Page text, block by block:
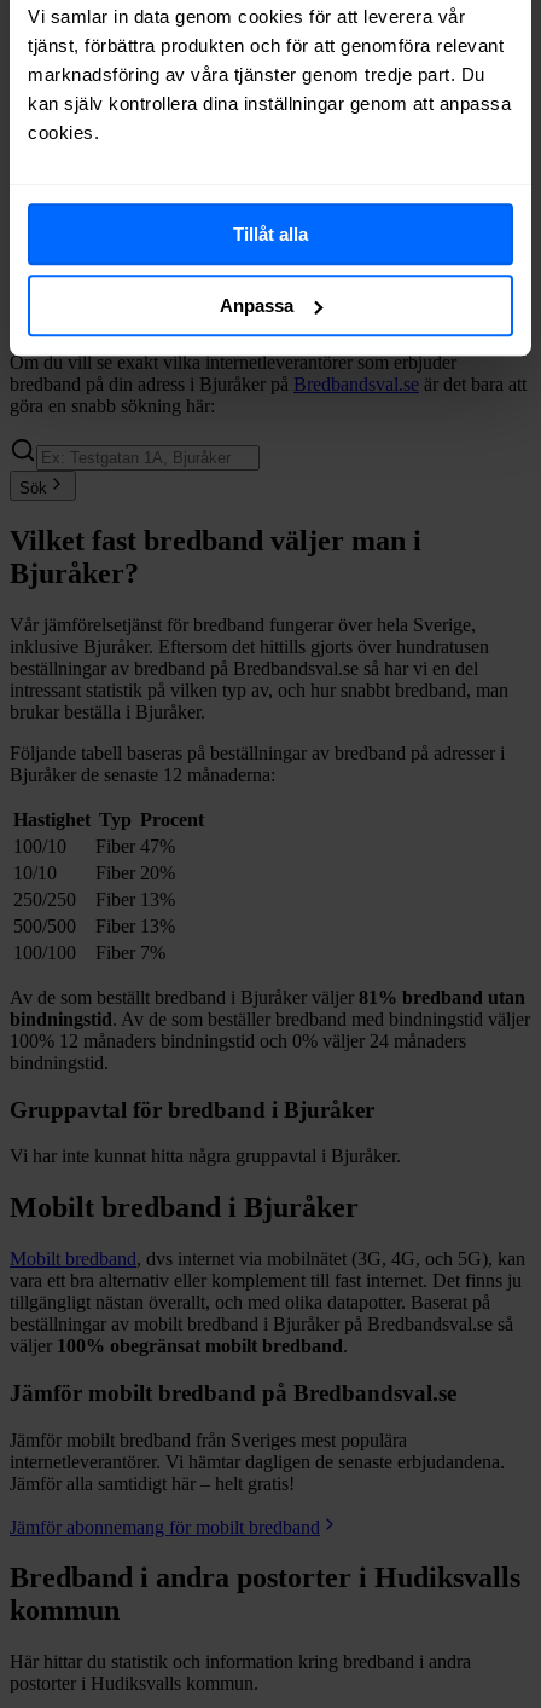
Vi samlar in data genom cookies för att leverera vår
tjänst, förbättra produkten och för att genomföra relevant
marknadsföring av våra tjänster genom tredje part. Du
kan själv kontrollera dina inställningar genom att anpassa
cookies.
Tillåt alla
Anpassa
Boxer
Fiber
75%
Tele2
Fiber
75%
Telia
Fiber
71%
Internetport Fiber
56%
Ownit
Halebop
Fiber
47%
Net at Once Fiber
30%
Om du vill se exakt vilka internetleverantörer som erbjuder
bredband på din adress i Bjuråker på Bredbandsval.se är det bara att
göra en snabb sökning här:
Sök
Vilket fast bredband väljer man i
Bjuråker?
Vår jämförelsetjänst för bredband fungerar över hela Sverige,
inklusive Bjuråker. Eftersom det hittills gjorts över hundratusen
beställningar av bredband på Bredbandsval.se så har vi en del
intressant statistik på vilken typ av, och hur snabbt bredband, man
brukar beställa i Bjuråker.
Följande tabell baseras på beställningar av bredband på adresser i
Bjuråker de senaste 12 månaderna:
Hastighet Typ Procent
100/10
Fiber 47%
10/10
Fiber 20%
250/250
Fiber 13%
500/500
Fiber 13%
100/100
Fiber 7%
Av de som beställt bredband i Bjuråker väljer 81% bredband utan
bindningstid. Av de som beställer bredband med bindningstid väljer
100% 12 månaders bindningstid och 0% väljer 24 månaders
bindningstid.
Gruppavtal för bredband i Bjuråker
Vi har inte kunnat hitta några gruppavtal i Bjuråker.
Mobilt bredband i Bjuråker
Mobilt bredband, dvs internet via mobilnätet (3G, 4G, och 5G), kan
vara ett bra alternativ eller komplement till fast internet. Det finns ju
tillgängligt nästan överallt, och med olika datapotter. Baserat på
beställningar av mobilt bredband i Bjuråker på Bredbandsval.se så
väljer 100% obegränsat mobilt bredband.
Jämför mobilt bredband på Bredbandsval.se
Jämför mobilt bredband från Sveriges mest populära
internetleverantörer. Vi hämtar dagligen de senaste erbjudandena.
Jämför alla samtidigt här – helt gratis!
Jämför abonnemang för mobilt bredband
Bredband i andra postorter i Hudiksvalls
kommun
Här hittar du statistik och information kring bredband i andra
postorter i Hudiksvalls kommun.